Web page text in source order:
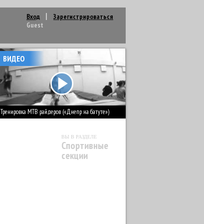
Вход
Зарегистрироваться
Guest
Тренировка MTB райдеров («Днепр на батуте»)
ВИДЕО
ВЫ В РАЗДЕЛЕ
Спортивные
секции